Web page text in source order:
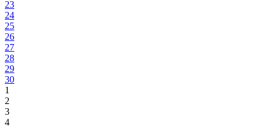
23
24
25
26
27
28
29
30
1
2
3
4